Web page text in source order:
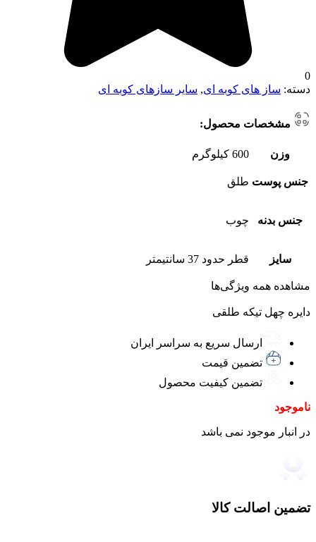
0
دسته: ساز های کوبه ای, سایر سازهای کوبه ای
مشخصات محصول:
وزن 600 کیلوگرم
جنس پوست طلق
جنس بدنه چوب
سایز قطر حدود 37 سانتیمتر
مشاهده همه ویژگی‌ها
دایره چهل تیکه طلقی
ارسال سریع به سراسر ایران
تضمین قیمت
تضمین کیفیت محصول
ناموجود
در انبار موجود نمی باشد
تضمین اصالت کالا